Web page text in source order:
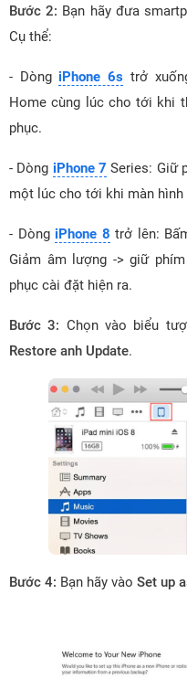
Bước 2: Bạn hãy đưa
Cụ thể:
- Dòng iPhone 6s trở
Home cùng lúc cho tới khi
phục.
- Dòng iPhone 7 Series: Giữ
một lúc cho tới khi màn hình
- Dòng iPhone 8 trở lên:
Giảm âm lượng -> giữ
phục cài đặt hiện ra.
Bước 3: Chọn vào biểu
Restore anh Update.
Bước 4: Bạn hãy vào Set up